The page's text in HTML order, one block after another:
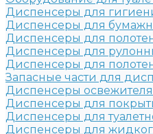
Диспенсеры для
Диспенсеры для
Диспенсеры для
Диспенсеры для
Диспенсеры для
Запасные части для
Диспенсеры освежителя
Диспенсеры для
Диспенсеры для
Диспенсеры для